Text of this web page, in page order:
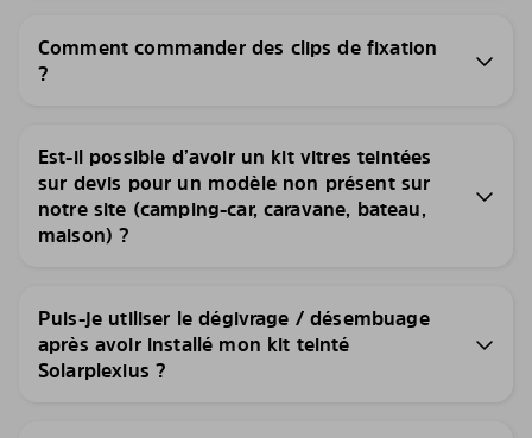
Comment commander des clips de fixation
?
Est-il possible d’avoir un kit vitres teintées
sur devis pour un modèle non présent sur
notre site (camping-car, caravane, bateau,
maison) ?
Puis-je utiliser le dégivrage / désembuage
après avoir installé mon kit teinté
Solarplexius ?